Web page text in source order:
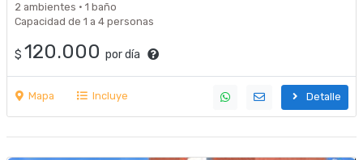
2 ambientes · 1 baño
Capacidad de 1 a 4 personas
$ 120.000 por día
Mapa Incluye Detalle